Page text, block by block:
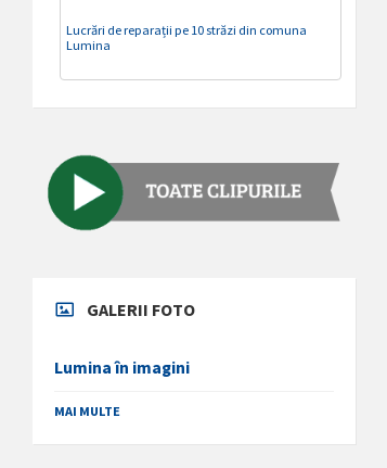
Lucrări de reparații pe 10 străzi din comuna
Lumina
GALERII FOTO
Lumina în imagini
MAI MULTE